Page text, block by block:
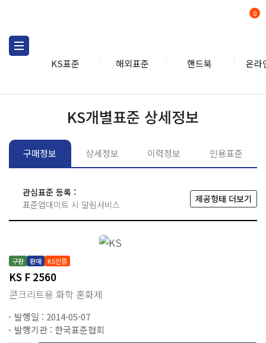
KS표준 해외표준 핸드북 온라
0
KS개별표준 상세정보
구매정보 상세정보 이력정보 인용표준
관심표준 등록 :
표준업데이트 시 알림서비스
제공형태 더보기
구판 판매 KS인증
KS F 2560
콘크리트용 화학 혼화제
발행일 : 2014-05-07
발행기관 : 한국표준협회